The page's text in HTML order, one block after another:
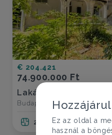
€ 204.421
74.900.000 Ft
Lakás eladó
Budapest IV. ker., Ambrus
2 szoba 77 nm
Ez az oldal a
használ a